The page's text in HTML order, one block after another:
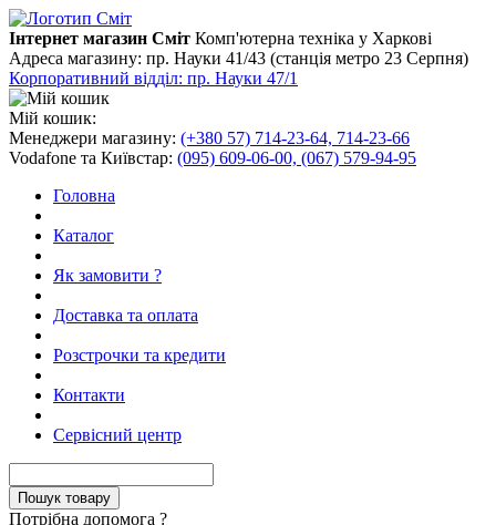
Інтернет магазин Сміт Комп'ютерна техніка у Харкові
Адреса магазину: пр. Науки 41/43 (станція метро 23 Серпня)
Корпоративний відділ: пр. Науки 47/1
Мій кошик:
Менеджери магазину: (+380 57) 714-23-64, 714-23-66
Vodafone та Київстар: (095) 609-06-00, (067) 579-94-95
Головна
Каталог
Як замовити ?
Доставка та оплата
Розстрочки та кредити
Контакти
Сервісний центр
Потрібна допомога ?